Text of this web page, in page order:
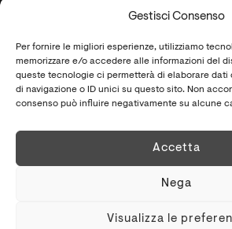
Gestisci Consenso
Per fornire le migliori esperienze, utilizziamo
memorizzare e/o accedere alle informazioni del
queste tecnologie ci permetterà di elaborare dati
di navigazione o ID unici su questo sito. Non
consenso può influire negativamente su alcune
Accetta
Nega
Visualizza le
KREI SRLS
P.IVA02481310569
SHOWROOM
+39 0761.1791060
PRIVACY POLICY-COOKIE POLICY